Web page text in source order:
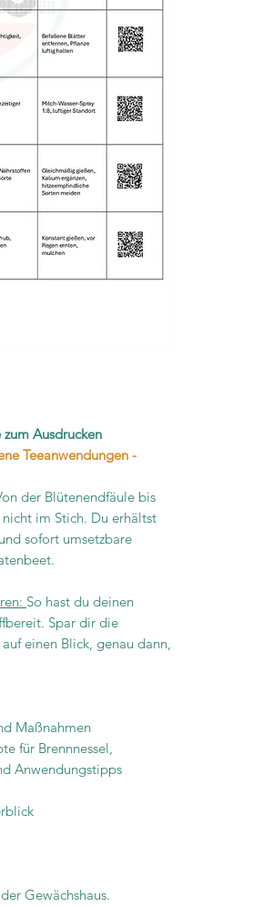
Ausdrucken
Teeanwendungen -
der Blütenendfäule bis
im Stich. Du erhältst
sofort umsetzbare
So hast du deinen
Spar dir die
einen Blick, genau dann,
Maßnahmen
für Brennnessel,
Anwendungstipps
Gewächshaus.